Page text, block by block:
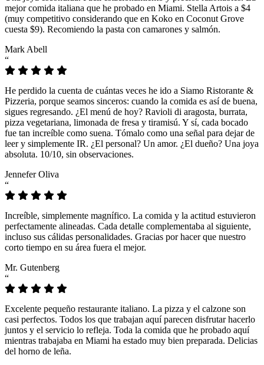
mejor comida italiana que he probado en Miami. Stella Artois a $4
(muy competitivo considerando que en Koko en Coconut Grove
cuesta $9). Recomiendo la pasta con camarones y salmón.
Mark Abell
“
He perdido la cuenta de cuántas veces he ido a Siamo Ristorante &
Pizzeria, porque seamos sinceros: cuando la comida es así de buena,
sigues regresando. ¿El menú de hoy? Ravioli di aragosta, burrata,
pizza vegetariana, limonada de fresa y tiramisú. Y sí, cada bocado
fue tan increíble como suena. Tómalo como una señal para dejar de
leer y simplemente IR. ¿El personal? Un amor. ¿El dueño? Una joya
absoluta. 10/10, sin observaciones.
Jennefer Oliva
“
Increíble, simplemente magnífico. La comida y la actitud estuvieron
perfectamente alineadas. Cada detalle complementaba al siguiente,
incluso sus cálidas personalidades. Gracias por hacer que nuestro
corto tiempo en su área fuera el mejor.
Mr. Gutenberg
“
Excelente pequeño restaurante italiano. La pizza y el calzone son
casi perfectos. Todos los que trabajan aquí parecen disfrutar hacerlo
juntos y el servicio lo refleja. Toda la comida que he probado aquí
mientras trabajaba en Miami ha estado muy bien preparada. Delicias
del horno de leña.